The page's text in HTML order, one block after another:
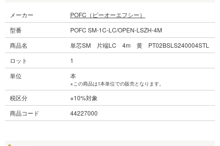
メーカー
POFC（ピーオーエフシー）
型番
POFC SM-1C-LC/OPEN-LSZH-4M
商品名
単芯SM 片端LC 4m 黄 PT02BSLS240004STL
ロット
1
単位
本
※この商品は1本単位での販売となります。
税区分
※10%対象
商品コード
44227000